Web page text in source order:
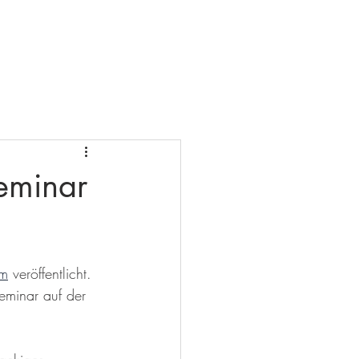
veröffentlicht.
auf der